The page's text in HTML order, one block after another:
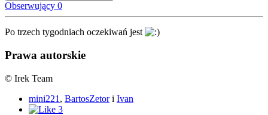
Obserwujący 0
Po trzech tygodniach oczekiwań jest
Prawa autorskie
© Irek Team
mini221 , BartosZetori Ivan
3